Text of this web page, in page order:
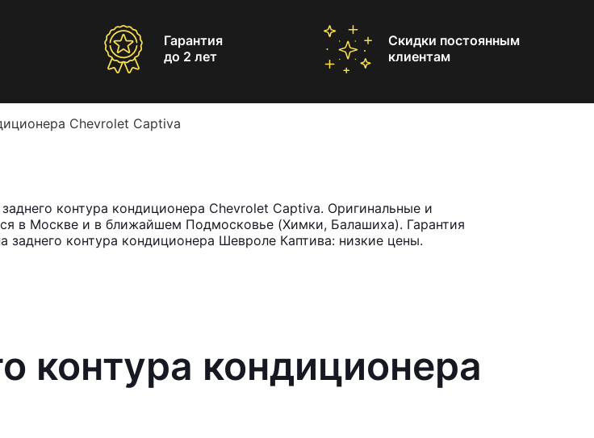
Гарантия
до 2 лет
Скидки постоянным
клиентам
Chevrolet Captiva
контура кондиционера Chevrolet Captiva. Оригинальные и
в Москве и в ближайшем Подмосковье (Химки, Балашиха). Гарантия
контура кондиционера Шевроле Каптива: низкие цены.
контура кондиционера